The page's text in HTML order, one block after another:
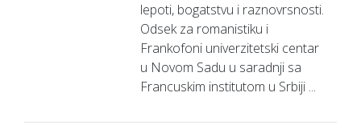
lepoti, bogatstvu i raznovrsnosti.
Odsek za romanistiku i
Frankofoni univerzitetski centar
u Novom Sadu u saradnji sa
Francuskim institutom u Srbiji ...